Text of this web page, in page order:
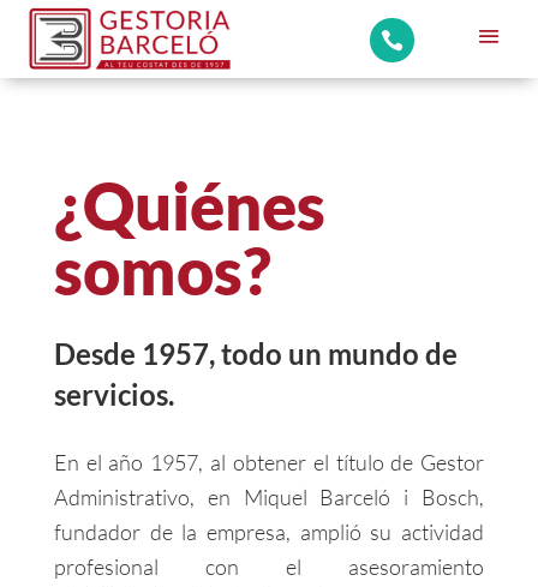

¿Quiénes
somos?
Desde 1957, todo un mundo de
servicios.
En el año 1957, al obtener el título de Gestor
Administrativo, en Miquel Barceló i Bosch,
fundador de la empresa, amplió su actividad
profesional con el asesoramiento